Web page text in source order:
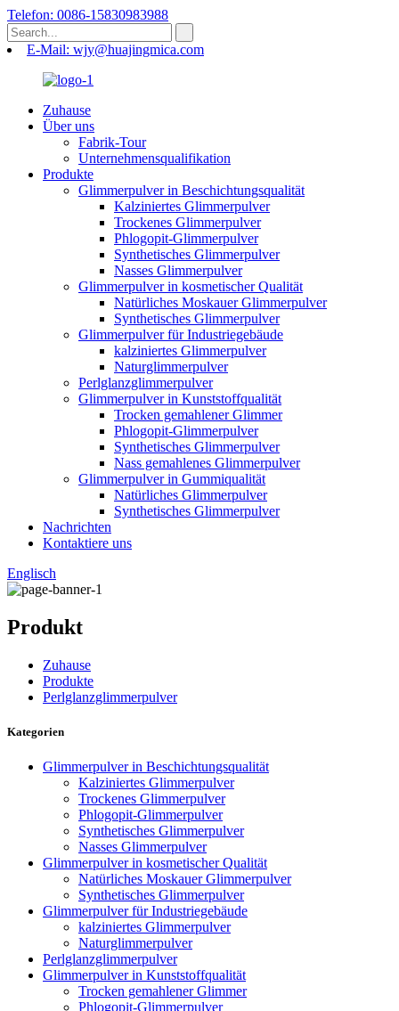
Telefon: 0086-15830983988
E-Mail: wjy@huajingmica.com
Zuhause
Über uns
Fabrik-Tour
Unternehmensqualifikation
Produkte
Glimmerpulver in Beschichtungsqualität
Kalziniertes Glimmerpulver
Trockenes Glimmerpulver
Phlogopit-Glimmerpulver
Synthetisches Glimmerpulver
Nasses Glimmerpulver
Glimmerpulver in kosmetischer Qualität
Natürliches Moskauer Glimmerpulver
Synthetisches Glimmerpulver
Glimmerpulver für Industriegebäude
kalziniertes Glimmerpulver
Naturglimmerpulver
Perlglanzglimmerpulver
Glimmerpulver in Kunststoffqualität
Trocken gemahlener Glimmer
Phlogopit-Glimmerpulver
Synthetisches Glimmerpulver
Nass gemahlenes Glimmerpulver
Glimmerpulver in Gummiqualität
Natürliches Glimmerpulver
Synthetisches Glimmerpulver
Nachrichten
Kontaktiere uns
Englisch
Produkt
Zuhause
Produkte
Perlglanzglimmerpulver
Kategorien
Glimmerpulver in Beschichtungsqualität
Kalziniertes Glimmerpulver
Trockenes Glimmerpulver
Phlogopit-Glimmerpulver
Synthetisches Glimmerpulver
Nasses Glimmerpulver
Glimmerpulver in kosmetischer Qualität
Natürliches Moskauer Glimmerpulver
Synthetisches Glimmerpulver
Glimmerpulver für Industriegebäude
kalziniertes Glimmerpulver
Naturglimmerpulver
Perlglanzglimmerpulver
Glimmerpulver in Kunststoffqualität
Trocken gemahlener Glimmer
Phlogopit-Glimmerpulver